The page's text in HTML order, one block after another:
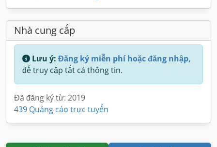
Nhà cung cấp
Lưu ý: Đăng ký miễn phí hoặc đăng nhập,
để truy cập tất cả thông tin.
Đã đăng ký từ: 2019
439 Quảng cáo trực tuyến